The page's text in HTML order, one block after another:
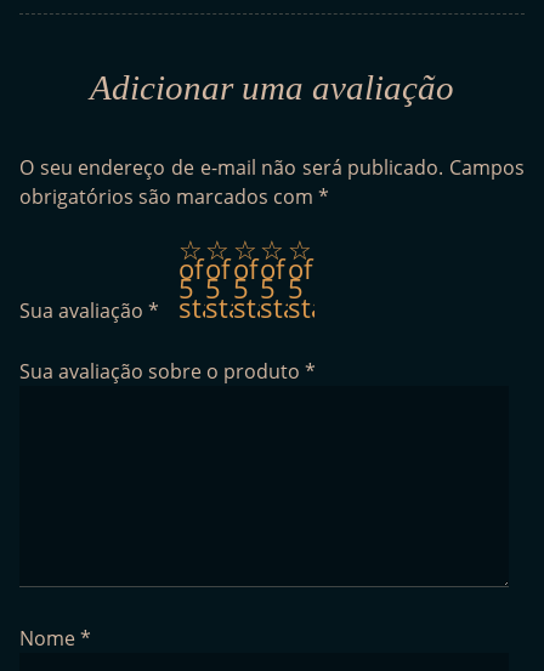
Adicionar uma avaliação
O seu endereço de e-mail não será publicado. Campos
obrigatórios são marcados com *
Sua avaliação *
1
of
5
stars
2
of
5
stars
3
of
5
stars
4
of
5
stars
of
5
stars
Sua avaliação sobre o produto *
Nome*